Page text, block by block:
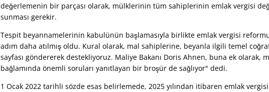
değerlemenin bir parçası olarak, mülklerinin tüm sahiplerinin emlak vergisi
sunması gerekir.
Tespit beyannamelerinin kabulünün başlamasıyla birlikte emlak vergisi
adım daha atılmış oldu. Kural olarak, mal sahiplerine, beyanla ilgili temel
sayfası göndererek destekliyoruz. Maliye Bakanı Doris Ahnen, buna ek
bağlamında önemli soruları yanıtlayan bir broşür de sağlıyor" dedi.
1 Ocak 2022 tarihli sözde esas belirlemede, 2025 yılından itibaren emlak